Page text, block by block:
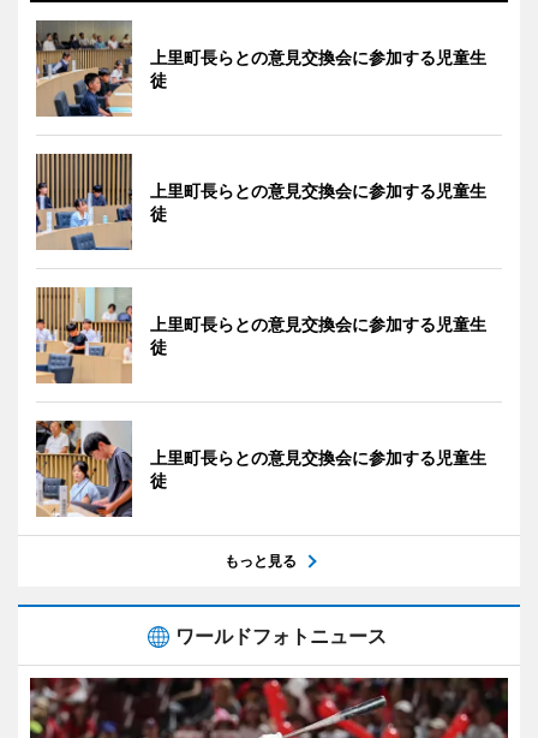
上里町長らとの意見交換会に参加する児童生
徒
上里町長らとの意見交換会に参加する児童生
徒
上里町長らとの意見交換会に参加する児童生
徒
上里町長らとの意見交換会に参加する児童生
徒
もっと見る
ワールドフォトニュース